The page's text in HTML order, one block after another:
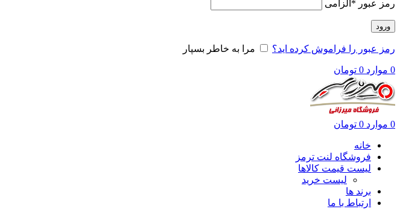
رمز عبور * الزامی
ورود
رمز عبور را فراموش کرده اید؟ مرا به خاطر بسپار
0 موارد 0 تومان
0 موارد 0 تومان
خانه
فروشگاه لنت ترمز
لیست قیمت کالاها
لیست خرید
برند ها
ارتباط با ما